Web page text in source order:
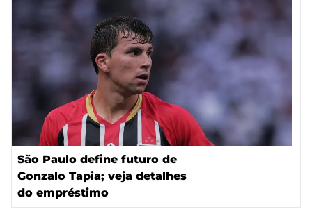
São Paulo define futuro de
Gonzalo Tapia; veja detalhes
do empréstimo